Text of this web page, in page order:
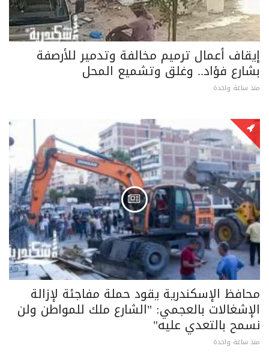
إيقاف أعمال ترميم مخالفة وتدمير للأرصفة
بشارع فؤاد.. وغلق وتشميع المحل
منذ ساعة واحدة
محافظ الإسكندرية يقود حملة مفاجئة لإزالة
الإشغالات بالعجمي: "الشارع ملك للمواطن ولن
نسمح بالتعدي عليه"
منذ ساعة واحدة